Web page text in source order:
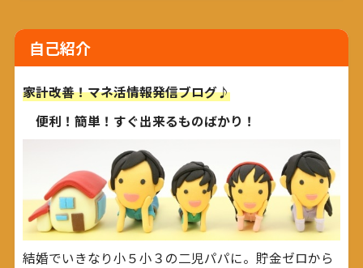
自己紹介
家計改善！マネ活情報発信ブログ♪
便利！簡単！すぐ出来るものばかり！
結婚でいきなり小５小３の二児パパに。貯金ゼロから